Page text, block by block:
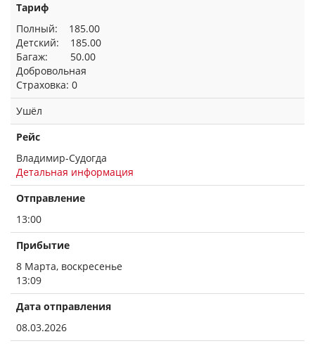
Тариф
Полный: 185.00
Детский: 185.00
Багаж: 50.00
Добровольная
Страховка: 0
Ушёл
Рейс
Владимир-Судогда
Детальная информация
Отправление
13:00
Прибытие
8 Марта, воскресенье
13:09
Дата отправления
08.03.2026